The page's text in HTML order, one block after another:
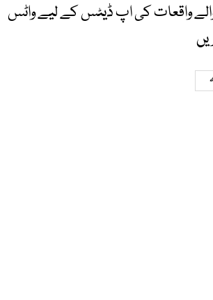
واقعات کی اپ ڈیٹس کے لیے واٹس